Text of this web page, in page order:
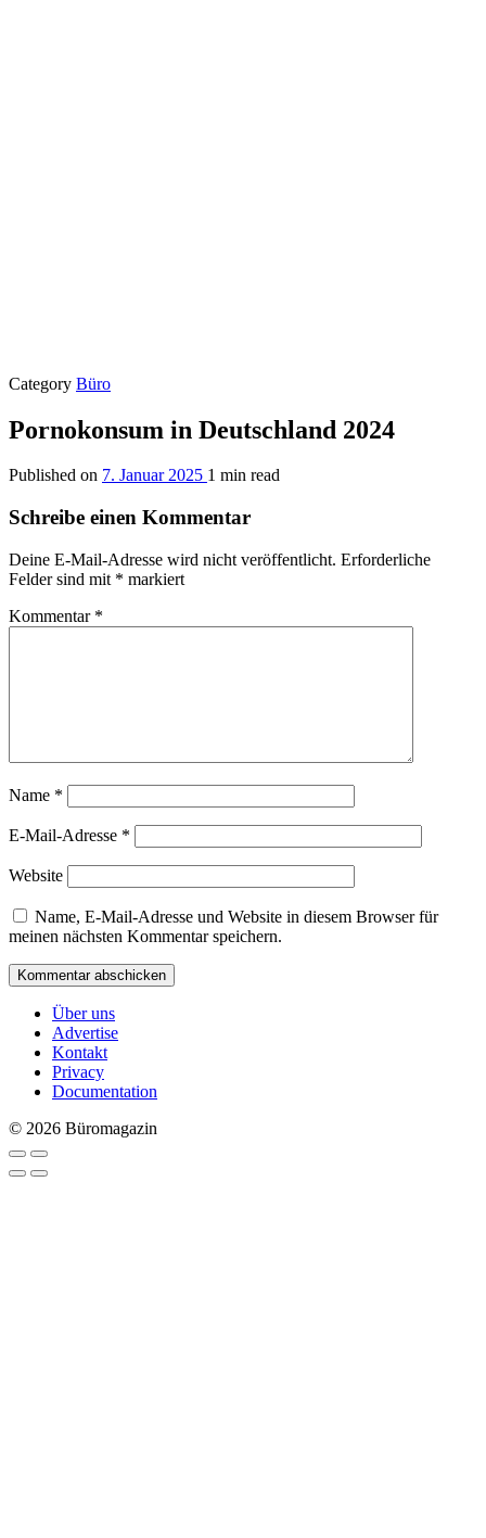
Category Büro
Pornokonsum in Deutschland 2024
Published on 7. Januar 2025 1 min read
Schreibe einen Kommentar
Deine E-Mail-Adresse wird nicht veröffentlicht. Erforderliche
Felder sind mit * markiert
Kommentar *
Name *
E-Mail-Adresse *
Website
Name, E-Mail-Adresse und Website in diesem Browser für
meinen nächsten Kommentar speichern.
Über uns
Advertise
Kontakt
Privacy
Documentation
© 2026 Büromagazin